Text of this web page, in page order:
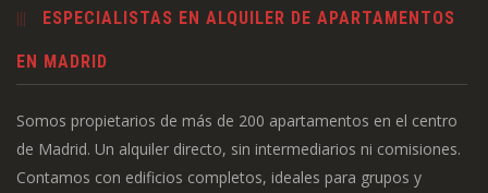
ESPECIALISTAS EN ALQUILER DE APARTAMENTOS
EN MADRID
Somos propietarios de más de 200 apartamentos en el centro
de Madrid. Un alquiler directo, sin intermediarios ni comisiones.
Contamos con edificios completos, ideales para grupos y